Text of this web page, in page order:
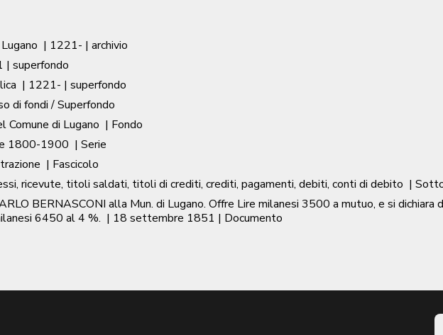
| 1221- | archivio
| superfondo
| 1221- | superfondo
di fondi / Superfondo
Comune di Lugano | Fondo
1800-1900 | Serie
| Fascicolo
ricevute, titoli saldati, titoli di crediti, crediti, pagamenti, debiti, conti di debito |
BERNASCONI alla Mun. di Lugano. Offre Lire milanesi 3500 a mutuo, e si
6450 al 4 %. | 18 settembre 1851 | Documento